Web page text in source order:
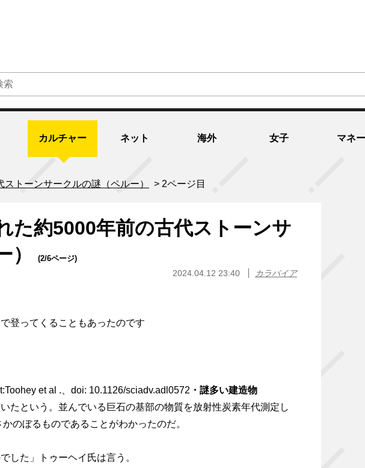
カルチャー ネット 海外 女子 マネー
トーンサークルの謎（ペルー） > 2ページ目
た約5000年前の古代ストーンサ
）
(2/6ページ)
2024.04.12 23:40 カラパイア
登ってくることもあったのです
et al .、doi: 10.1126/sciadv.adl0572 ・謎多い建造物
という。並んでいる巨石の基部の物質を放射性炭素年代測定し
のぼるものであることがわかったのだ。
した」トゥーヘイ氏は言う。